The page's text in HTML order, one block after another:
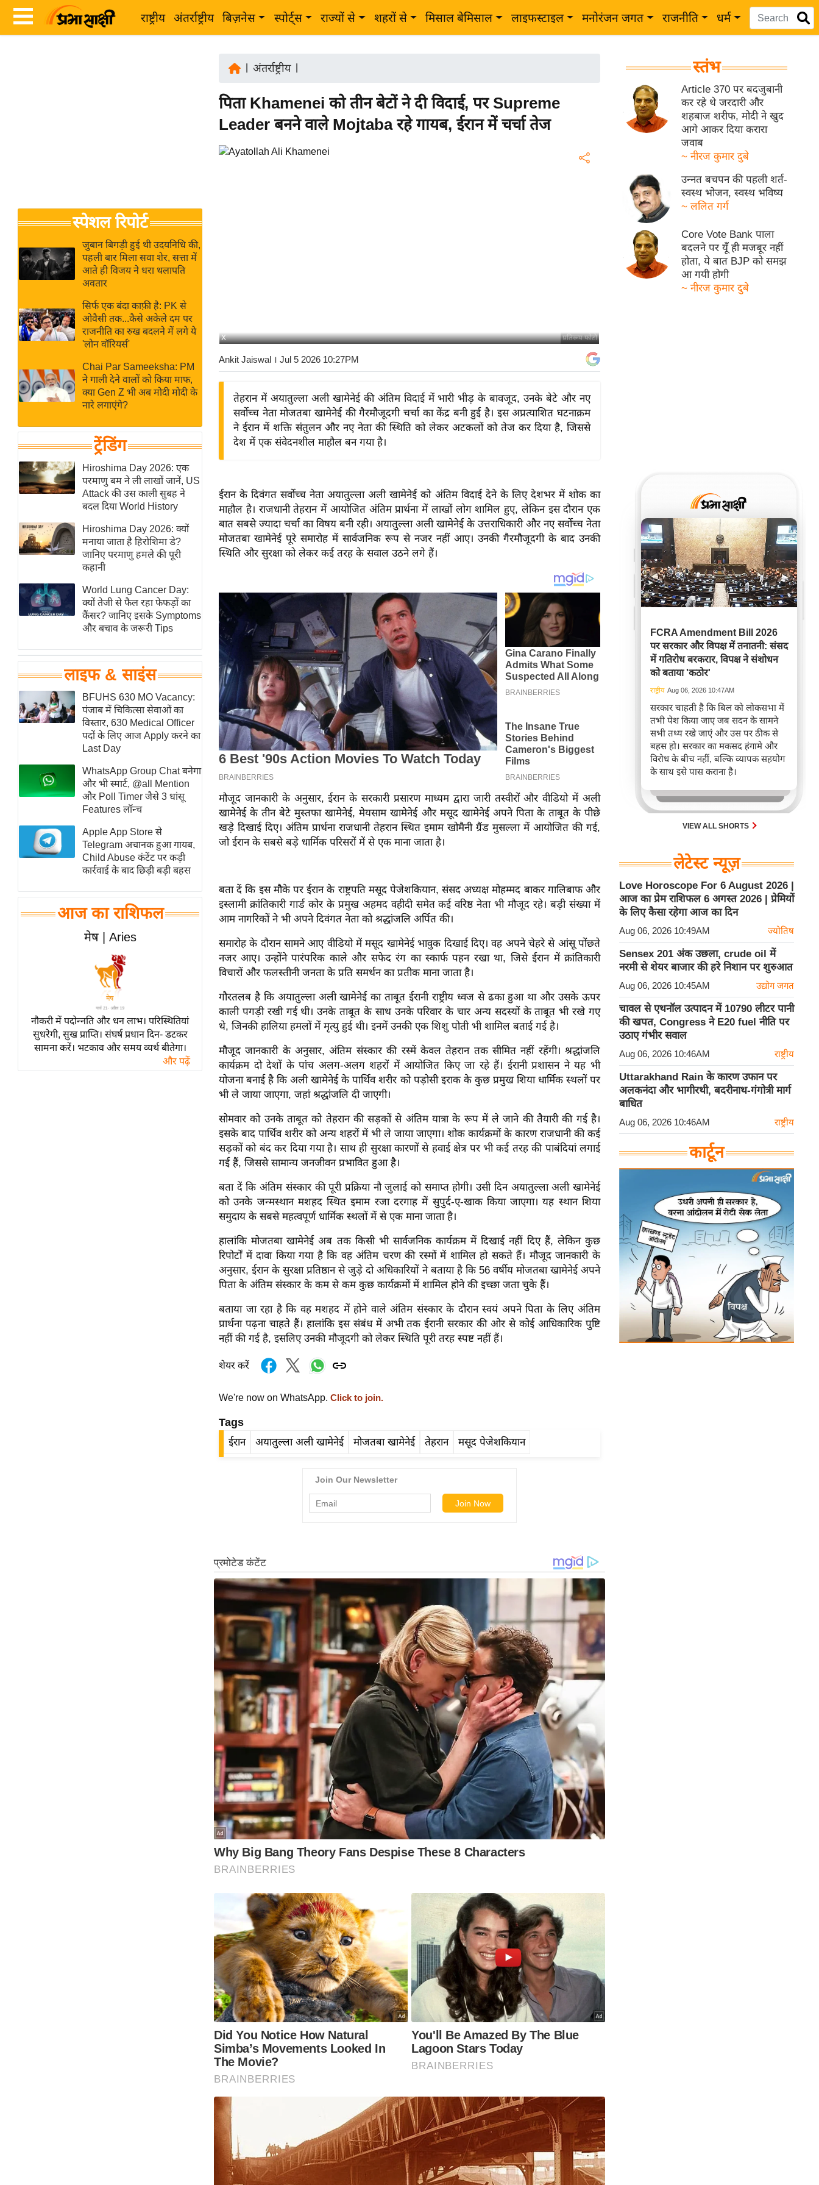
राष्ट्रीय अंतर्राष्ट्रीय बिज़नेस स्पोर्ट्स राज्यों से शहरों से मिसाल बेमिसाल लाइफस्टाइल मनोरंजन जगत राजनीति धर्म
Breaking
News in
Hindi
Hindi
Hindi
जगत
राय
बजट
क्रिकेट
IPL
ई-पेपर
मिसाल बेमिसाल
यंग इंडिया
साहित्य जगत
ऑटो वर्ल्ड
न्यूज ब्रीफ
बॉलीवुड
हॉलीवुड
फिल्म समीक्षा
Breaking
News
लाइफस्टाइल
टेक्नॉलॉजी
ब्यूटी/फैशन
घरेलू नुस्खे
पर्यटन स्थल
फिटनेस मंत्रा
रिलेशनशिप
विश्लेषण
समसामयिक
मातृभूमि
स्तंभ
एम.
चाय पर
समीक्षा
व्रत
त्योहार
स्पेशल रिपोर्ट
जुबान बिगड़ी हुई थी उदयनिधि की,
पहली बार मिला सवा शेर, सत्ता में
आते ही विजय ने धरा थलापति
अवतार
सिर्फ एक बंदा काफ़ी है: PK से
ओवैसी तक...कैसे अकेले दम पर
राजनीति का रुख बदलने में लगे ये
'लोन वॉरियर्स'
Chai Par Sameeksha: PM
ने गाली देने वालों को किया माफ,
क्या Gen Z भी अब मोदी मोदी के
नारे लगाएंगे?
ट्रेंडिंग
Hiroshima Day 2026: एक
परमाणु बम ने ली लाखों जानें, US
Attack की उस काली सुबह ने
बदल दिया World History
Hiroshima Day 2026: क्यों
मनाया जाता है हिरोशिमा डे?
जानिए परमाणु हमले की पूरी
कहानी
World Lung Cancer Day:
क्यों तेजी से फैल रहा फेफड़ों का
कैंसर? जानिए इसके Symptoms
और बचाव के जरूरी Tips
लाइफ & साइंस
BFUHS 630 MO Vacancy:
पंजाब में चिकित्सा सेवाओं का
विस्तार, 630 Medical Officer
पदों के लिए आज Apply करने का
Last Day
WhatsApp Group Chat बनेगा
और भी स्मार्ट, @all Mention
और Poll Timer जैसे 3 धांसू
Features लॉन्च
Apple App Store से
Telegram अचानक हुआ गायब,
Child Abuse कंटेंट पर कड़ी
कार्रवाई के बाद छिड़ी बड़ी बहस
आज का राशिफल
मेष | Aries
नौकरी में पदोन्नति और धन लाभ। परिस्थितियां
सुधरेगी, सुख प्राप्ति। संघर्ष प्रधान दिन- डटकर
सामना करें। भटकाव और समय व्यर्थ बीतेगा।
और पढ़ें
अंतर्राष्ट्रीय|
पिता Khamenei को तीन बेटों ने दी विदाई, पर Supreme
Leader बनने वाले Mojtaba रहे गायब, ईरान में चर्चा तेज
प्रतिरूप फोटो
X
Ankit Jaiswal । Jul 5 2026 10:27PM
तेहरान में अयातुल्ला अली खामेनेई की अंतिम विदाई में भारी भीड़ के बावजूद, उनके बेटे और नए
सर्वोच्च नेता मोजतबा खामेनेई की गैरमौजूदगी चर्चा का केंद्र बनी हुई है। इस अप्रत्याशित घटनाक्रम
ने ईरान में शक्ति संतुलन और नए नेता की स्थिति को लेकर अटकलों को तेज कर दिया है, जिससे
देश में एक संवेदनशील माहौल बन गया है।
ईरान के दिवंगत सर्वोच्च नेता अयातुल्ला अली खामेनेई को अंतिम विदाई देने के लिए देशभर में शोक का
माहौल है। राजधानी तेहरान में आयोजित अंतिम प्रार्थना में लाखों लोग शामिल हुए, लेकिन इस दौरान एक
बात सबसे ज्यादा चर्चा का विषय बनी रही। अयातुल्ला अली खामेनेई के उत्तराधिकारी और नए सर्वोच्च नेता
मोजतबा खामेनेई पूरे समारोह में सार्वजनिक रूप से नजर नहीं आए। उनकी गैरमौजूदगी के बाद उनकी
स्थिति और सुरक्षा को लेकर कई तरह के सवाल उठने लगे हैं।
मौजूद जानकारी के अनुसार, ईरान के सरकारी प्रसारण माध्यम द्वारा जारी तस्वीरों और वीडियो में अली
खामेनेई के तीन बेटे मुस्तफा खामेनेई, मेयसाम खामेनेई और मसूद खामेनेई अपने पिता के ताबूत के पीछे
खड़े दिखाई दिए। अंतिम प्रार्थना राजधानी तेहरान स्थित इमाम खोमैनी ग्रैंड मुसल्ला में आयोजित की गई,
जो ईरान के सबसे बड़े धार्मिक परिसरों में से एक माना जाता है।
बता दें कि इस मौके पर ईरान के राष्ट्रपति मसूद पेजेशकियान, संसद अध्यक्ष मोहम्मद बाकर गालिबाफ और
इस्लामी क्रांतिकारी गार्ड कोर के प्रमुख अहमद वहीदी समेत कई वरिष्ठ नेता भी मौजूद रहे। बड़ी संख्या में
आम नागरिकों ने भी अपने दिवंगत नेता को श्रद्धांजलि अर्पित की।
समारोह के दौरान सामने आए वीडियो में मसूद खामेनेई भावुक दिखाई दिए। वह अपने चेहरे से आंसू पोंछते
नजर आए। उन्होंने पारंपरिक काले और सफेद रंग का स्कार्फ पहन रखा था, जिसे ईरान में क्रांतिकारी
विचारों और फलस्तीनी जनता के प्रति समर्थन का प्रतीक माना जाता है।
गौरतलब है कि अयातुल्ला अली खामेनेई का ताबूत ईरानी राष्ट्रीय ध्वज से ढका हुआ था और उसके ऊपर
काली पगड़ी रखी गई थी। उनके ताबूत के साथ उनके परिवार के चार अन्य सदस्यों के ताबूत भी रखे गए
थे, जिनकी हालिया हमलों में मृत्यु हुई थी। इनमें उनकी एक शिशु पोती भी शामिल बताई गई है।
मौजूद जानकारी के अनुसार, अंतिम संस्कार की रस्में केवल तेहरान तक सीमित नहीं रहेंगी। श्रद्धांजलि
कार्यक्रम दो देशों के पांच अलग-अलग शहरों में आयोजित किए जा रहे हैं। ईरानी प्रशासन ने यह भी
योजना बनाई है कि अली खामेनेई के पार्थिव शरीर को पड़ोसी इराक के कुछ प्रमुख शिया धार्मिक स्थलों पर
भी ले जाया जाएगा, जहां श्रद्धांजलि दी जाएगी।
सोमवार को उनके ताबूत को तेहरान की सड़कों से अंतिम यात्रा के रूप में ले जाने की तैयारी की गई है।
इसके बाद पार्थिव शरीर को अन्य शहरों में भी ले जाया जाएगा। शोक कार्यक्रमों के कारण राजधानी की कई
सड़कों को बंद कर दिया गया है। साथ ही सुरक्षा कारणों से हवाई क्षेत्र पर भी कई तरह की पाबंदियां लगाई
गई हैं, जिससे सामान्य जनजीवन प्रभावित हुआ है।
बता दें कि अंतिम संस्कार की पूरी प्रक्रिया नौ जुलाई को समाप्त होगी। उसी दिन अयातुल्ला अली खामेनेई
को उनके जन्मस्थान मशहद स्थित इमाम रजा दरगाह में सुपुर्द-ए-खाक किया जाएगा। यह स्थान शिया
समुदाय के सबसे महत्वपूर्ण धार्मिक स्थलों में से एक माना जाता है।
हालांकि मोजतबा खामेनेई अब तक किसी भी सार्वजनिक कार्यक्रम में दिखाई नहीं दिए हैं, लेकिन कुछ
रिपोर्टों में दावा किया गया है कि वह अंतिम चरण की रस्मों में शामिल हो सकते हैं। मौजूद जानकारी के
अनुसार, ईरान के सुरक्षा प्रतिष्ठान से जुड़े दो अधिकारियों ने बताया है कि 56 वर्षीय मोजतबा खामेनेई अपने
पिता के अंतिम संस्कार के कम से कम कुछ कार्यक्रमों में शामिल होने की इच्छा जता चुके हैं।
बताया जा रहा है कि वह मशहद में होने वाले अंतिम संस्कार के दौरान स्वयं अपने पिता के लिए अंतिम
प्रार्थना पढ़ना चाहते हैं। हालांकि इस संबंध में अभी तक ईरानी सरकार की ओर से कोई आधिकारिक पुष्टि
नहीं की गई है, इसलिए उनकी मौजूदगी को लेकर स्थिति पूरी तरह स्पष्ट नहीं हैं।
शेयर करें
We're now on WhatsApp. Click to join.
Tags
ईरान अयातुल्ला अली खामेनेई मोजतबा खामेनेई तेहरान मसूद पेजेशकियान
स्तंभ
Article 370 पर बदजुबानी
कर रहे थे जरदारी और
शहबाज शरीफ, मोदी ने खुद
आगे आकर दिया करारा
जवाब
~ नीरज कुमार दुबे
उन्नत बचपन की पहली शर्त-
स्वस्थ भोजन, स्वस्थ भविष्य
~ ललित गर्ग
Core Vote Bank पाला
बदलने पर यूँ ही मजबूर नहीं
होता, ये बात BJP को समझ
आ गयी होगी
~ नीरज कुमार दुबे
FCRA Amendment Bill 2026
पर सरकार और विपक्ष में तनातनी: संसद
में गतिरोध बरकरार, विपक्ष ने संशोधन
को बताया 'कठोर'
राष्ट्रीय Aug 06, 2026 10:47AM
सरकार चाहती है कि बिल को लोकसभा में
तभी पेश किया जाए जब सदन के सामने
सभी तथ्य रखे जाएं और उस पर ठीक से
बहस हो। सरकार का मकसद हंगामे और
विरोध के बीच नहीं, बल्कि व्यापक सहयोग
के साथ इसे पास कराना है।
VIEW ALL SHORTS
लेटेस्ट न्यूज़
Love Horoscope For 6 August 2026 |
आज का प्रेम राशिफल 6 अगस्त 2026 | प्रेमियों
के लिए कैसा रहेगा आज का दिन
Aug 06, 2026 10:49AM ज्योतिष
Sensex 201 अंक उछला, crude oil में
नरमी से शेयर बाजार की हरे निशान पर शुरुआत
Aug 06, 2026 10:45AM उद्योग जगत
चावल से एथनॉल उत्पादन में 10790 लीटर पानी
की खपत, Congress ने E20 fuel नीति पर
उठाए गंभीर सवाल
Aug 06, 2026 10:46AM राष्ट्रीय
Uttarakhand Rain के कारण उफान पर
अलकनंदा और भागीरथी, बदरीनाथ-गंगोत्री मार्ग
बाधित
Aug 06, 2026 10:46AM राष्ट्रीय
कार्टून